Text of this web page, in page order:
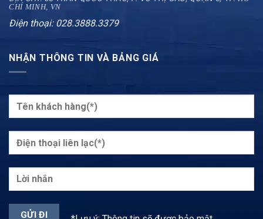
CHÍ MINH, VN
Điện thoại: 028.3888.3379
NHẬN THÔNG TIN VÀ BẢNG GIÁ